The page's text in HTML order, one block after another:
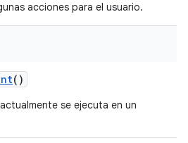
acciones para el usuario.
()
se ejecuta en un